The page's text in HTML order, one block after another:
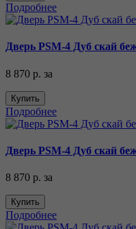
Подробнее
Дверь PSM-4 Дуб скай
8 870 р. за
Купить
Подробнее
Дверь PSM-4 Дуб скай
8 870 р. за
Купить
Подробнее